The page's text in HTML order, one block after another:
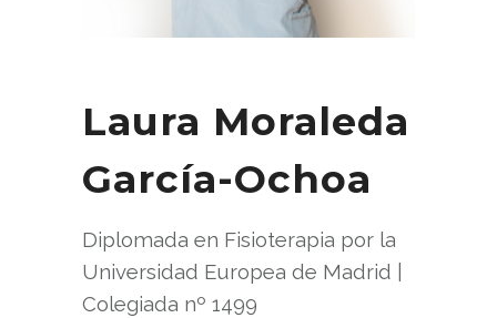
Laura Moraleda
García-Ochoa
Diplomada en Fisioterapia por la
Universidad Europea de Madrid |
Colegiada nº 1499